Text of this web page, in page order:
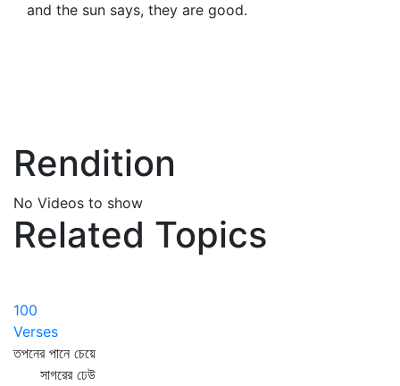
and the sun says, they are good.
Rendition
No Videos to show
Related Topics
100
Verses
তপনের পানে চেয়ে
সাগরের ঢেউ